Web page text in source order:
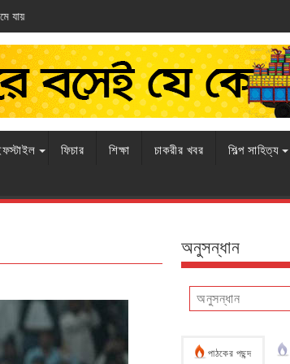
ফিচার শিক্ষা চাকরীর খবর শিল্প সাহিত্য
অনুসন্ধান
পাঠকের পছন্দ